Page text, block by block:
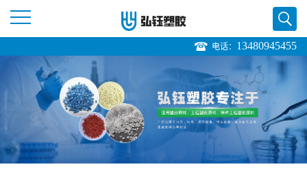
页
电话： 13480945455